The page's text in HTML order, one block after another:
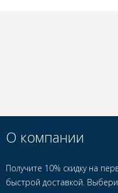
О компании
Получите 10% скидку на
быстрой доставкой.